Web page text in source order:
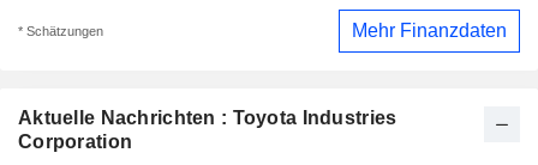
Aktuelle Nachrichten : Toyota Industries
Corporation
* Schätzungen Mehr Finanzdaten